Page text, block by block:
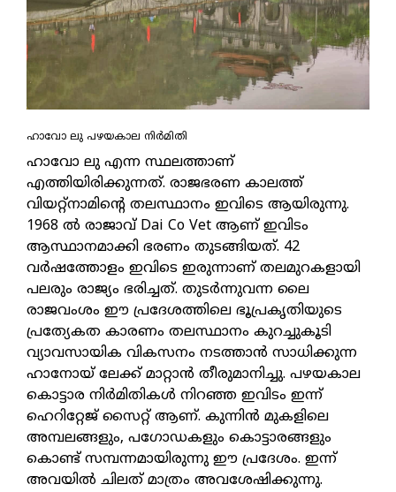
ഹാവോ ലു പഴയകാല നിര്‍മിതി
ഹാവോ ലു എന്ന സ്ഥലത്താണ്
എത്തിയിരിക്കുന്നത്. രാജഭരണ കാലത്ത്
വിയറ്റ്നാമിന്റെ തലസ്ഥാനം ഇവിടെ ആയിരുന്നു.
1968 ല്‍ രാജാവ് Dai Co Vet ആണ് ഇവിടം
ആസ്ഥാനമാക്കി ഭരണം തുടങ്ങിയത്. 42
വര്‍ഷത്തോളം ഇവിടെ ഇരുന്നാണ് തലമുറകളായി
പലരും രാജ്യം ഭരിച്ചത്. തുടര്‍ന്നുവന്ന ലൈ
രാജവംശം ഈ പ്രദേശത്തിലെ ഭൂപ്രകൃതിയുടെ
പ്രത്യേകത കാരണം തലസ്ഥാനം കുറച്ചുകൂടി
വ്യാവസായിക വികസനം നടത്താന്‍ സാധിക്കുന്ന
ഹാനോയ് ലേക്ക് മാറ്റാന്‍ തീരുമാനിച്ചു. പഴയകാല
കൊട്ടാര നിര്‍മിതികള്‍ നിറഞ്ഞ ഇവിടം ഇന്ന്
ഹെറിറ്റേജ് സൈറ്റ് ആണ്. കുന്നിന്‍ മുകളിലെ
അമ്പലങ്ങളും, പഗോഡകളും കൊട്ടാരങ്ങളും
കൊണ്ട് സമ്പന്നമായിരുന്നു ഈ പ്രദേശം. ഇന്ന്
അവയില്‍ ചിലത് മാത്രം അവശേഷിക്കുന്നു.